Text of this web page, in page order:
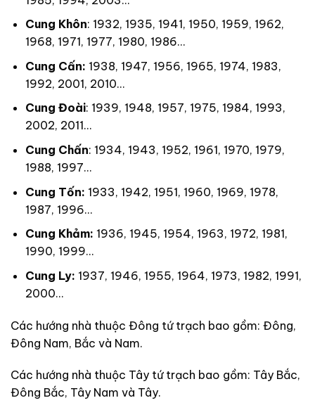
Cung Khôn: 1932, 1935, 1941, 1950, 1959, 1962,
1968, 1971, 1977, 1980, 1986…
Cung Cấn: 1938, 1947, 1956, 1965, 1974, 1983,
1992, 2001, 2010…
Cung Đoài: 1939, 1948, 1957, 1975, 1984, 1993,
2002, 2011…
Cung Chấn: 1934, 1943, 1952, 1961, 1970, 1979,
1988, 1997…
Cung Tốn: 1933, 1942, 1951, 1960, 1969, 1978,
1987, 1996…
Cung Khảm: 1936, 1945, 1954, 1963, 1972, 1981,
1990, 1999…
Cung Ly: 1937, 1946, 1955, 1964, 1973, 1982, 1991,
2000…
Các hướng nhà thuộc Đông tứ trạch bao gồm: Đông,
Đông Nam, Bắc và Nam.
Các hướng nhà thuộc Tây tứ trạch bao gồm: Tây Bắc,
Đông Bắc, Tây Nam và Tây.